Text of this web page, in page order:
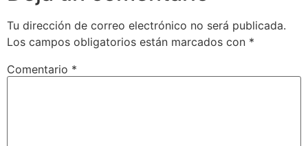
Tu dirección de correo electrónico no será publicada.
Los campos obligatorios están marcados con *
Comentario *